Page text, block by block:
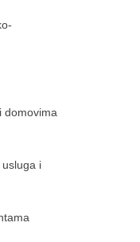
domovima
i